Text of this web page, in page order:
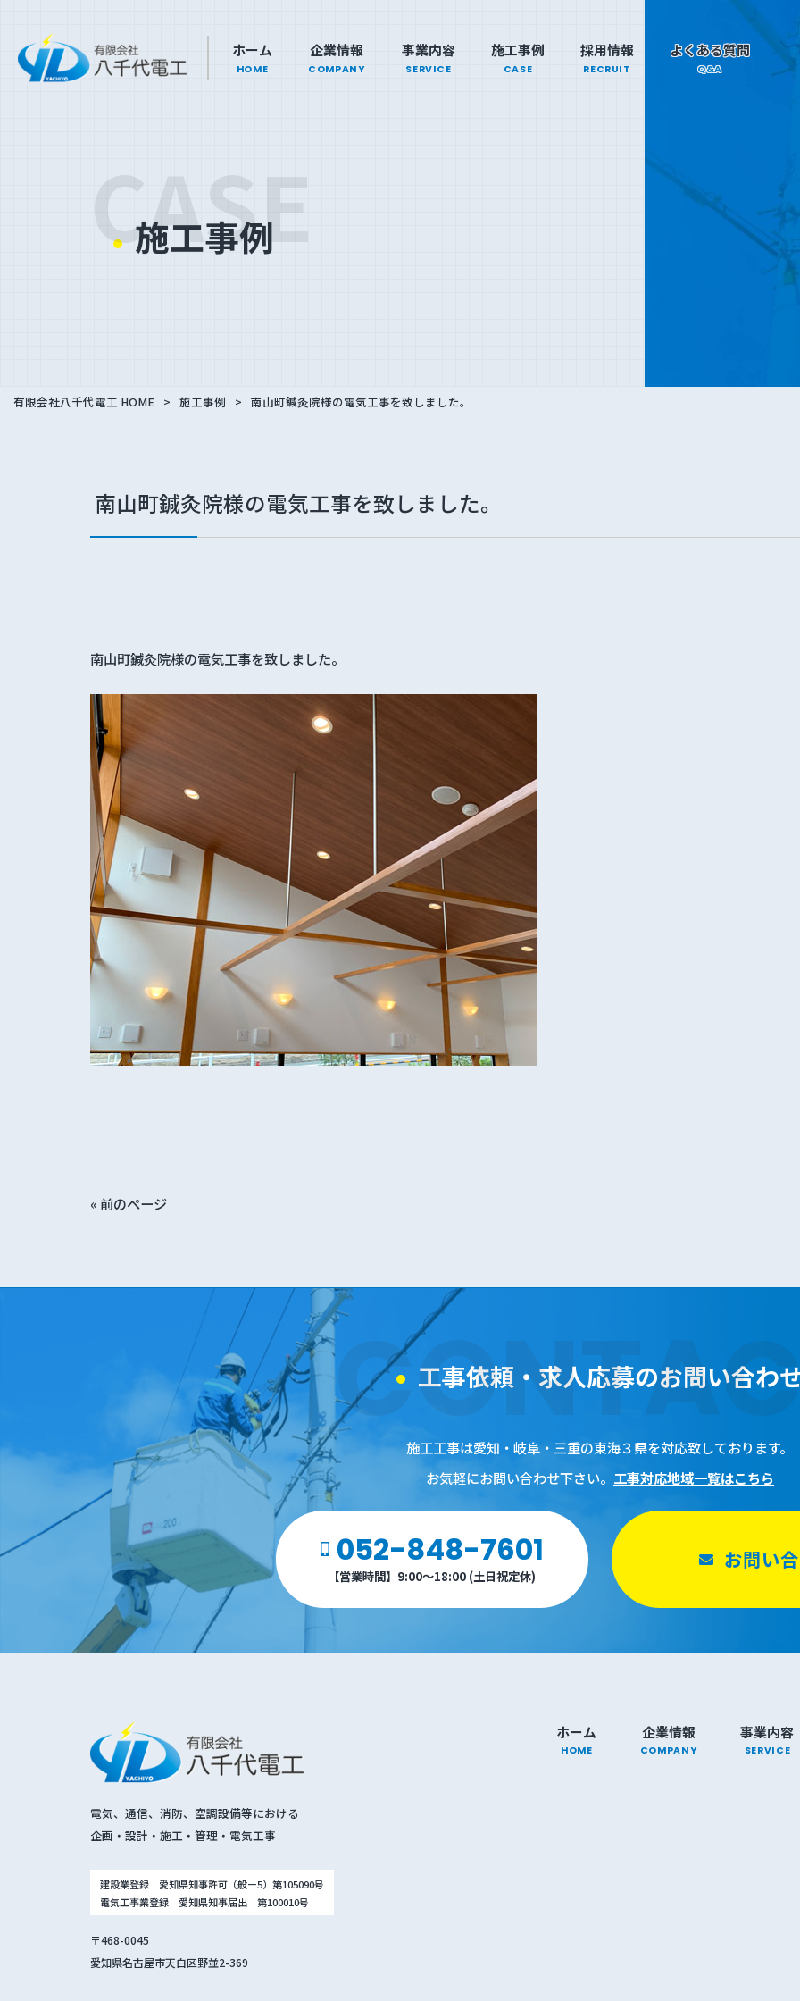
ホーム
HOME
企業情報
COMPANY
事業内容
SERVICE
施工事例
CASE
採用情報
RECRUIT
よくある質問
Q&A
施工事例
CASE
有限会社八千代電工 HOME > 施工事例 > 南山町鍼灸院様の電気工事を致しました。
南山町鍼灸院様の電気工事を致しました。
南山町鍼灸院様の電気工事を致しました。
« 前のページ
工事依頼・求人応募のお問い合わ
施工工事は愛知・岐阜・三重の東海３県を対応致しております。
お気軽にお問い合わせ下さい。 工事対応地域一覧はこちら
052-848-7601
【営業時間】9:00～18:00 (土日祝定休)
お問い
電気、通信、消防、空調設備等における
企画・設計・施工・管理・電気工事
建設業登録 愛知県知事許可（般ー5）第105090号
電気工事業登録 愛知県知事届出 第100010号
〒468-0045
愛知県名古屋市天白区野並2-369
ホーム
HOME
企業情報
COMPANY
事業内容
SERVICE